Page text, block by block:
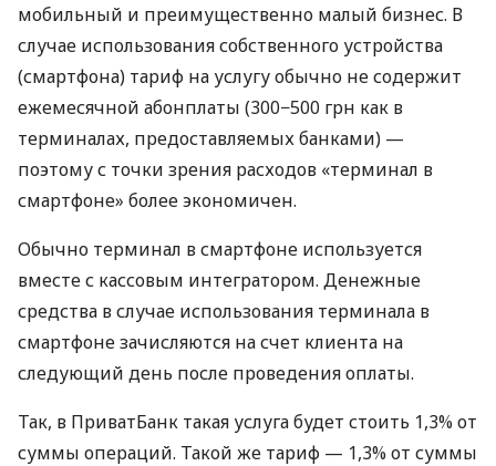
мобильный и преимущественно малый бизнес. В
случае использования собственного устройства
(смартфона) тариф на услугу обычно не содержит
ежемесячной абонплаты (300−500 грн как в
терминалах, предоставляемых банками) —
поэтому с точки зрения расходов «терминал в
смартфоне» более экономичен.
Обычно терминал в смартфоне используется
вместе с кассовым интегратором. Денежные
средства в случае использования терминала в
смартфоне зачисляются на счет клиента на
следующий день после проведения оплаты.
Так, в ПриватБанк такая услуга будет стоить 1,3% от
суммы операций. Такой же тариф — 1,3% от суммы